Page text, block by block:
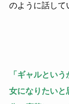
のように話して
「ギャルとい
女になりたいと